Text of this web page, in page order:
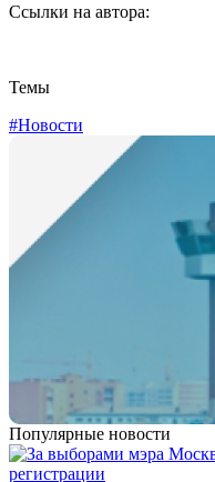
Ссылки на автора:
Темы
#Новости
Популярные новости